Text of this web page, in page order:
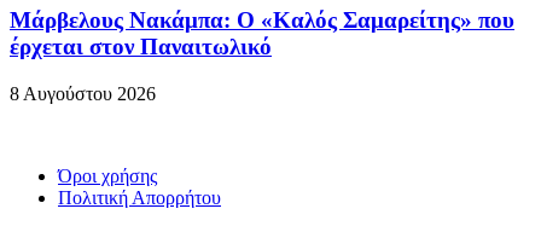
Μάρβελους Νακάμπα: Ο «Καλός Σαμαρείτης» που
έρχεται στον Παναιτωλικό
8 Αυγούστου 2026
Όροι χρήσης
Πολιτική Απορρήτου